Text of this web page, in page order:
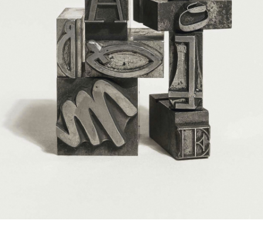
Editoriali
Archivio
Contatti